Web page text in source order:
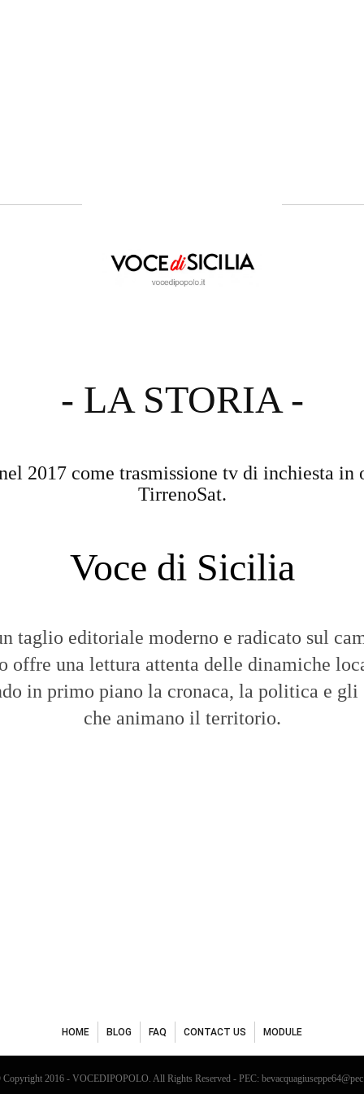
- LA STORIA -
2017 come trasmissione tv di inchiesta in
TirrenoSat.
Voce di Sicilia
taglio editoriale moderno e radicato sul
offre una lettura attenta delle dinamiche
in primo piano la cronaca, la politica e gli
che animano il territorio.
HOME BLOG FAQ CONTACT US MODULE
2016 - VOCEDIPOPOLO. All Rights Reserved - PEC: